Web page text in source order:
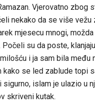
Vjerovatno zbog
nekako da se više vežu
mjesecu mnogi,
Počeli su da poste,
i ja sam bila među
kako se led zablude topi
sigurno, islam je ulazio u
skriveni kutak.